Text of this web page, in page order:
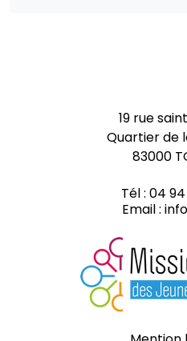
19 rue
Quartier de
83000
Tél : 04 94
Email :